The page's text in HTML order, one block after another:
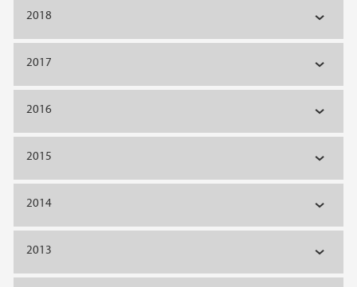
2018
2017
2016
2015
2014
2013